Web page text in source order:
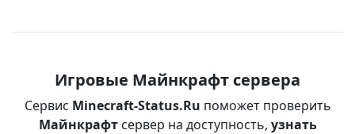
Игровые Майнкрафт сервера
Сервис Minecraft-Status.Ru поможет проверить
Майнкрафтсервер на доступность, узнать